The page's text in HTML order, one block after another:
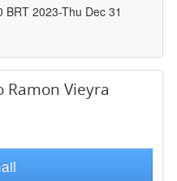
2023-Thu Dec 31
Ramon Vieyra